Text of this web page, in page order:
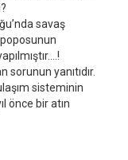
savaş
sorunun yanıtıdır.
sisteminin
önce bir atın